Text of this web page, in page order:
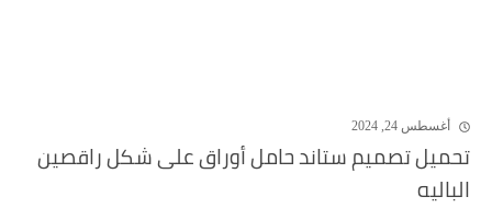
أغسطس 24, 2024
تحميل تصميم ستاند حامل أوراق على شكل راقصين
الباليه